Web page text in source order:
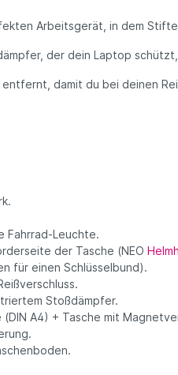
Arbeitsgerät, in dem
der dein Laptop
damit du bei deinen
Fahrrad-Leuchte.
der Tasche (NEO
für einen Schlüsselbund).
Stoßdämpfer.
A4) + Tasche mit